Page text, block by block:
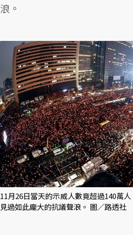
浪。
11月26日當天的示威人數竟超過140萬
見過如此龐大的抗議聲浪。 圖／路透社